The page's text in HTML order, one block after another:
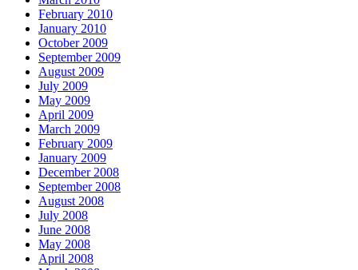
February 2010
January 2010
October 2009
September 2009
August 2009
July 2009
May 2009
April 2009
March 2009
February 2009
January 2009
December 2008
September 2008
August 2008
July 2008
June 2008
May 2008
April 2008